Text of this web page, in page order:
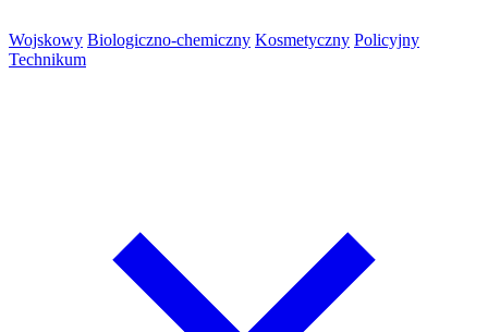
Wojskowy Biologiczno-chemiczny Kosmetyczny Policyjny
Technikum